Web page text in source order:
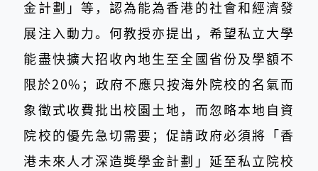
金計劃」等，認為能為香港的社會和經濟發
展注入動力。何教授亦提出，希望私立大學
能盡快擴大招收內地生至全國省份及學額不
限於20%；政府不應只按海外院校的名氣而
象徵式收費批出校園土地，而忽略本地自資
院校的優先急切需要；促請政府必須將「香
港未來人才深造獎學金計劃」延至私立院校